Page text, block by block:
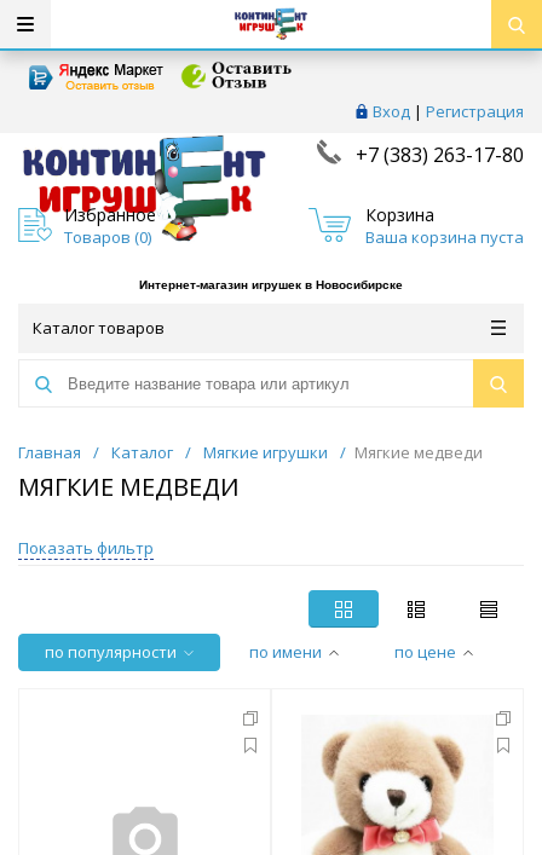
Вход | Регистрация
+7 (383) 263-17-80
Избранное
Товаров (0)
Корзина
Ваша корзина пуста
Интернет-магазин игрушек в Новосибирске
Каталог товаров
Главная / Каталог / Мягкие игрушки / Мягкие медведи
МЯГКИЕ МЕДВЕДИ
Показать фильтр
по популярности по имени по цене